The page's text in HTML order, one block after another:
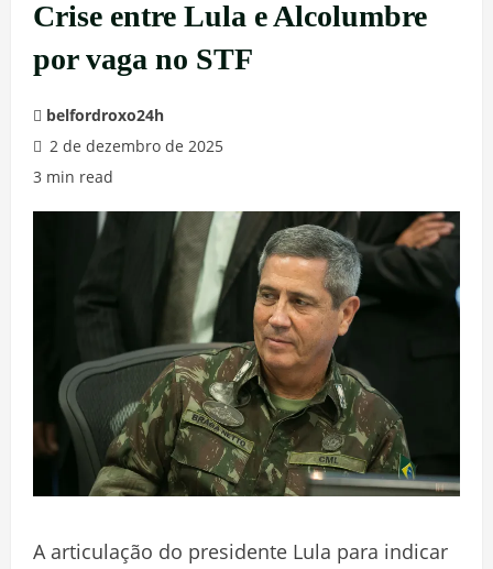
Crise entre Lula e Alcolumbre
por vaga no STF
belfordroxo24h
2 de dezembro de 2025
3 min read
A articulação do presidente Lula para indicar